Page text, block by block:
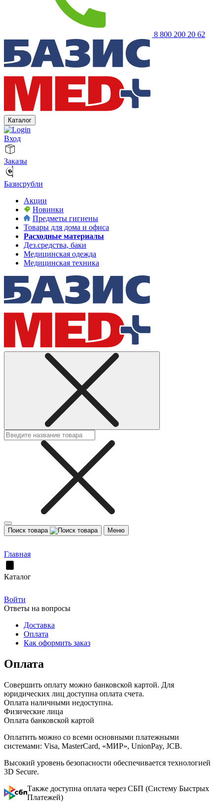
8 800 200 20 62
Каталог
Вход
Заказы
Базисрубли
Акции
Новинки
Предметы гигиены
Товары для дома и офиса
Расходные материалы
Дез.средства, баки
Медицинская одежда
Медицинская техника
Поиск товара Меню
Главная
Каталог
Войти
Ответы на вопросы
Доставка
Оплата
Как оформить заказ
Оплата
Совершить оплату можно банковской картой. Для
юридических лиц доступна оплата счета.
Оплата наличными недоступна.
Физические лица
Оплата банковской картой
Оплатить можно со всеми основными платежными
системами: Visa, MasterCard, «МИР», UnionPay, JCB.
Высокий уровень безопасности обеспечивается технологией
3D Secure.
Также доступна оплата через СБП (Систему Быстрых
Платежей)